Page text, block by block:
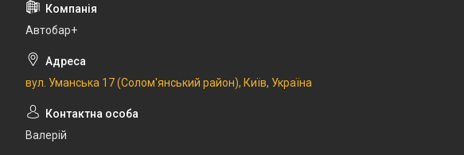
Автобар+
вул. Уманська 17 (Солом'янський район), Київ, Україна
Валерій